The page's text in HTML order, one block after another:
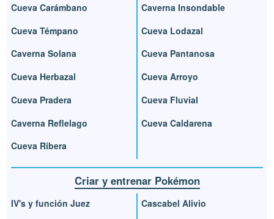
Cueva Carámbano
Cueva Témpano
Caverna Solana
Cueva Herbazal
Cueva Pradera
Caverna Reflelago
Cueva Ribera
Caverna Insondable
Cueva Lodazal
Cueva Pantanosa
Cueva Arroyo
Cueva Fluvial
Cueva Caldarena
Criar y entrenar Pokémon
IV's y función Juez
Cascabel Alivio